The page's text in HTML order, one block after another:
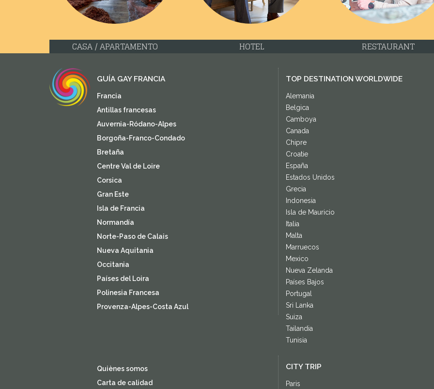
CASA / APARTAMENTO HOTEL RESTAURANT
GUÍA GAY FRANCIA
Francia
Antillas francesas
Auvernia-Ródano-Alpes
Borgoña-Franco-Condado
Bretaña
Centre Val de Loire
Corsica
Gran Este
Isla de Francia
Normandía
Norte-Paso de Calais
Nueva Aquitania
Occitania
Países del Loira
Polinesia Francesa
Provenza-Alpes-Costa Azul
TOP DESTINATION WORLDWIDE
Alemania
Belgica
Camboya
Canada
Chipre
Croatie
España
Estados Unidos
Grecia
Indonesia
Isla de Mauricio
Italia
Malta
Marruecos
Mexico
Nueva Zelanda
Países Bajos
Portugal
Sri Lanka
Suiza
Tailandia
Tunisia
Quiènes somos
Carta de calidad
CITY TRIP
Paris